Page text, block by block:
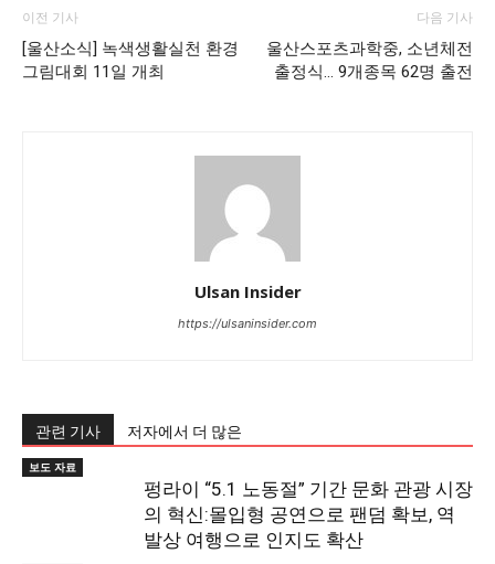
이전 기사
[울산소식] 녹색생활실천 환경
그림대회 11일 개최
다음 기사
울산스포츠과학중, 소년체전
출정식… 9개종목 62명 출전
Ulsan Insider
https://ulsaninsider.com
관련 기사 저자에서 더 많은
보도 자료
펑라이 “5.1 노동절” 기간 문화 관광 시장
의 혁신:몰입형 공연으로 팬덤 확보, 역
발상 여행으로 인지도 확산